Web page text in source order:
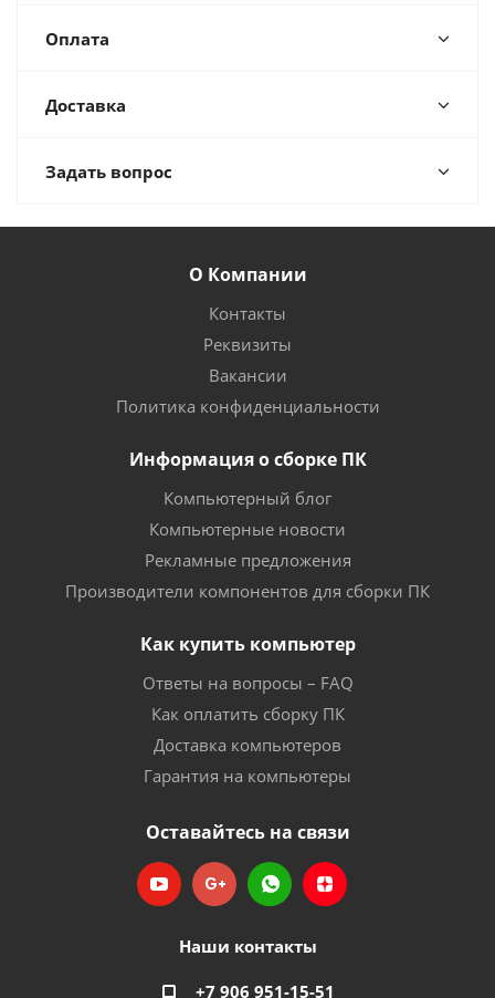
Оплата
Доставка
Задать вопрос
О Компании
Контакты
Реквизиты
Вакансии
Политика конфиденциальности
Информация о сборке ПК
Компьютерный блог
Компьютерные новости
Рекламные предложения
Производители компонентов для сборки ПК
Как купить компьютер
Ответы на вопросы – FAQ
Как оплатить сборку ПК
Доставка компьютеров
Гарантия на компьютеры
Оставайтесь на связи
Наши контакты
+7 906 951-15-51